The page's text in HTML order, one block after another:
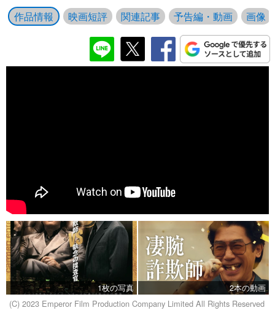
作品情報 映画短評 関連記事 予告編・動画 画像
1枚の写真
2本の動画
(C) 2023 Emperor Film Production Company Limited All Rights Reserved